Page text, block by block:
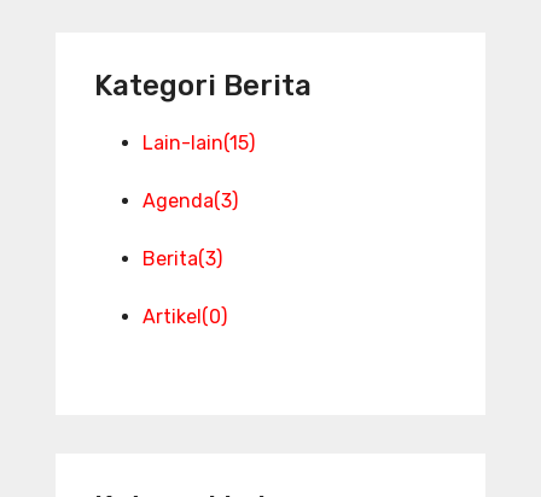
Kategori Berita
Lain-lain(15)
Agenda(3)
Berita(3)
Artikel(0)